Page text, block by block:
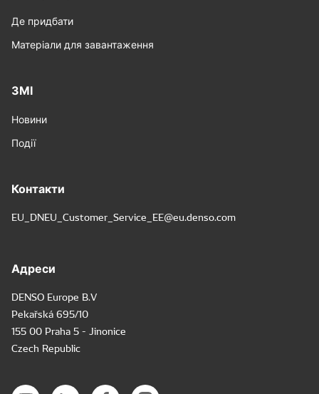
Де придбати
Матеріали для завантаження
ЗМІ
Новини
Події
Контакти
EU_DNEU_Customer_Service_EE@eu.denso.com
Адреси
DENSO Europe B.V
Pekařská 695/10
155 00 Praha 5 - Jinonice
Czech Republic